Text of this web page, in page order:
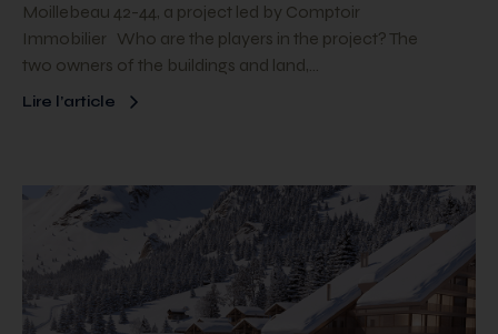
Moillebeau 42-44, a project led by Comptoir
Immobilier Who are the players in the project? The
two owners of the buildings and land,…
Lire l’article